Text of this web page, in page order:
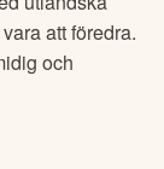
att föredra.
och